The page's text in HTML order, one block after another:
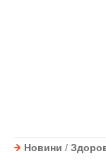
Новини /